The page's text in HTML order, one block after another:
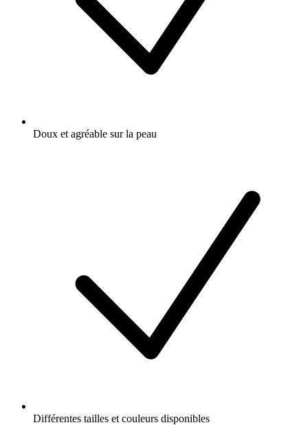
Doux et agréable sur la peau
Différentes tailles et couleurs disponibles